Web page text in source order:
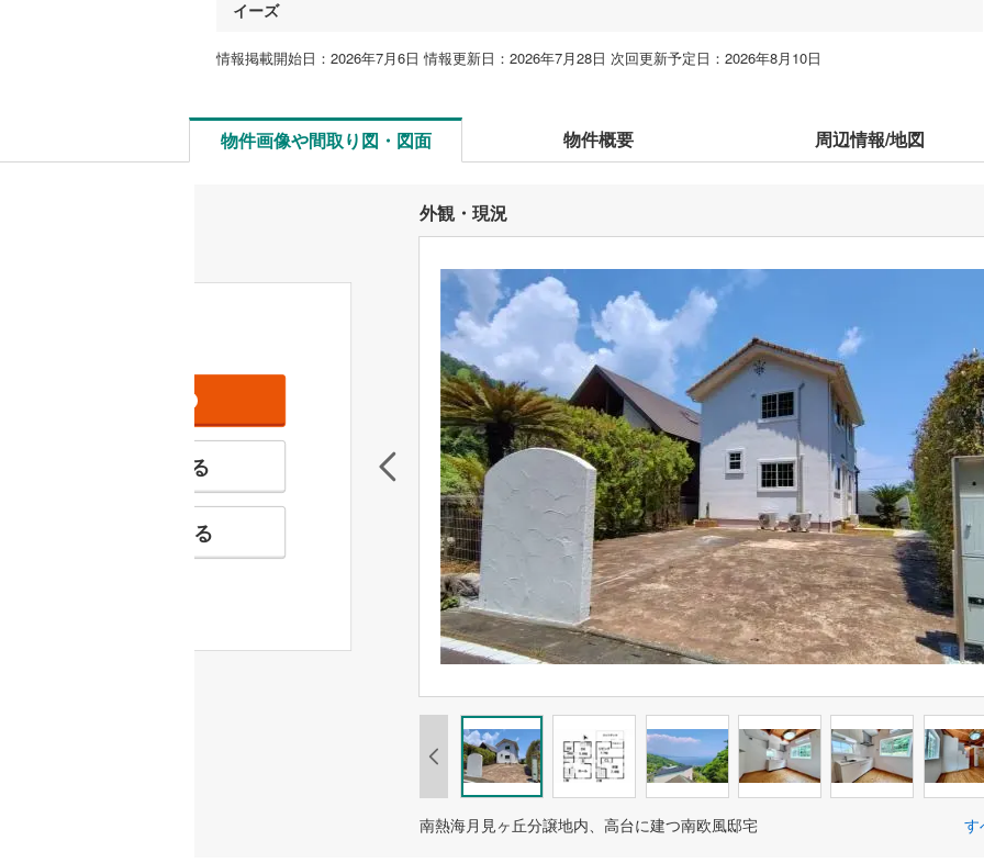
イーズ
情報掲載開始日：2026年7月6日 情報更新日：2026年7月28日 次回更新予定日：2026年8月10日
物件画像や間取り図・図面 物件概要 周辺情報/地図
外観・現況
特徴の似た物件を見る
お気に入りに追加する
南熱海月見ヶ丘分譲地内、高台に建つ南欧風邸宅 す